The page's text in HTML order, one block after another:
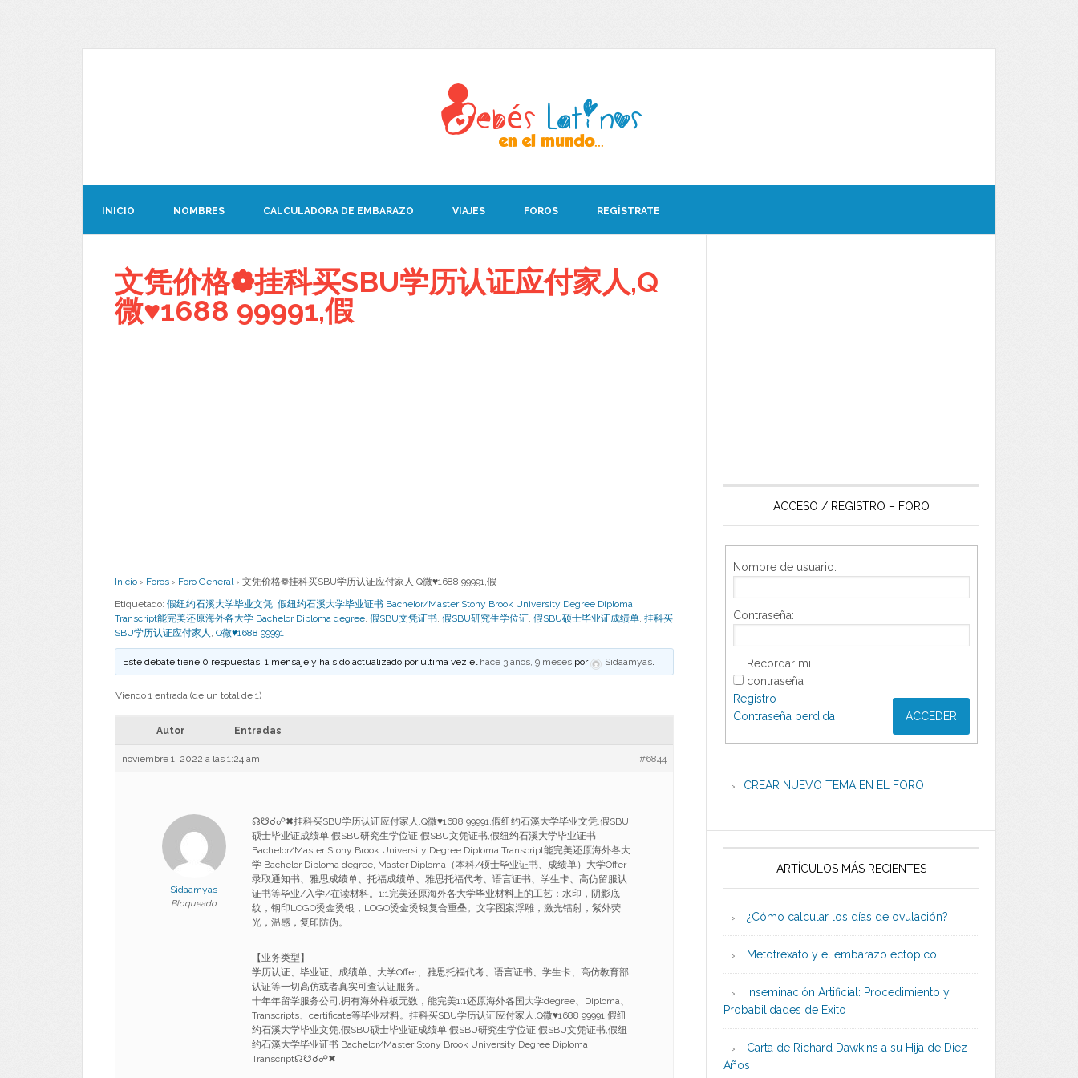
INICIO NOMBRES CALCULADORA DE EMBARAZO VIAJES FOROS REGÍSTRATE
文凭价格❁挂科买SBU学历认证应付家人,Q
微♥1688 99991,假
Inicio › Foros › Foro General › 文凭价格❁挂科买SBU学历认证应付家人,Q微♥1688 99991,假
Etiquetado: 假纽约石溪大学毕业文凭, 假纽约石溪大学毕业证书 Bachelor/Master Stony Brook University Degree Diploma
Transcript能完美还原海外各大学 Bachelor Diploma degree, 假SBU文凭证书, 假SBU研究生学位证, 假SBU硕士毕业证成绩单, 挂科买
SBU学历认证应付家人 , Q微♥1688 99991
Este debate tiene 0 respuestas, 1 mensaje y ha sido actualizado por última vez el hace 3 años, 9 meses por Sidaamyas.
Viendo 1 entrada (de un total de 1)
Autor Entradas
noviembre 1, 2022 a las 1:24 am #6844
Sidaamyas
Bloqueado
☊☋☌☍✖挂科买SBU学历认证应付家人,Q微♥1688 99991,假纽约石溪大学毕业文凭,假SBU
硕士毕业证成绩单,假SBU研究生学位证,假SBU文凭证书,假纽约石溪大学毕业证书
Bachelor/Master Stony Brook University Degree Diploma Transcript能完美还原海外各大
学 Bachelor Diploma degree, Master Diploma（本科/硕士毕业证书、成绩单）大学Offer
录取通知书、雅思成绩单、托福成绩单、雅思托福代考、语言证书、学生卡、高仿留服认
证书等毕业/入学/在读材料。1:1完美还原海外各大学毕业材料上的工艺：水印，阴影底
纹，钢印LOGO烫金烫银，LOGO烫金烫银复合重叠。文字图案浮雕，激光镭射，紫外荧
光，温感，复印防伪。
【业务类型】
学历认证、毕业证、成绩单、大学Offer、雅思托福代考、语言证书、学生卡、高仿教育部
认证等一切高仿或者真实可查认证服务。
十年年留学服务公司,拥有海外样板无数，能完美1:1还原海外各国大学degree、Diploma、
Transcripts、certificate等毕业材料。挂科买SBU学历认证应付家人,Q微♥1688 99991,假纽
约石溪大学毕业文凭,假SBU硕士毕业证成绩单,假SBU研究生学位证,假SBU文凭证书,假纽
约石溪大学毕业证书 Bachelor/Master Stony Brook University Degree Diploma
Transcript☊☋☌☍✖
ACCESO / REGISTRO – FORO
Nombre de usuario:
Contraseña:
Recordar mi
contraseña
ACCEDER
Registro
Contraseña perdida
CREAR NUEVO TEMA EN EL FORO
ARTÍCULOS MÁS RECIENTES
¿Cómo calcular los días de ovulación?
Metotrexato y el embarazo ectópico
Inseminación Artificial: Procedimiento y
Probabilidades de Éxito
Carta de Richard Dawkins a su Hija de Diez
Años